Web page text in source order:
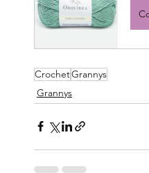
CrochetGrannys
Grannys